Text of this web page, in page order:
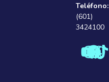
Teléfono:
(601)
3424100